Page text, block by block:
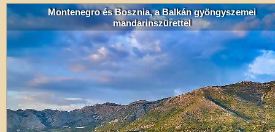
Montenegro és Bosznia, a Balkán gyöngyszemei
mandarinszürettel